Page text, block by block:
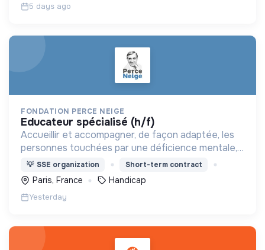
5 days ago
FONDATION PERCE NEIGE
educateur spécialisé (h/f)
Accueillir et accompagner, de façon adaptée, les
personnes touchées par une déficience mentale,
un handicap physique ou psychique
💡 SSE organization Short-term contract
Paris, France Handicap
Yesterday